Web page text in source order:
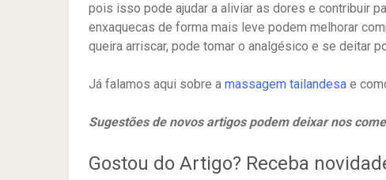
pois isso pode ajudar a aliviar as dores e contribuir
enxaquecas de forma mais leve podem melhorar
queira arriscar, pode tomar o analgésico e se deitar
Já falamos aqui sobre a massagem tailandesa e
Sugestões de novos artigos podem deixar nos
Gostou do Artigo? Receba